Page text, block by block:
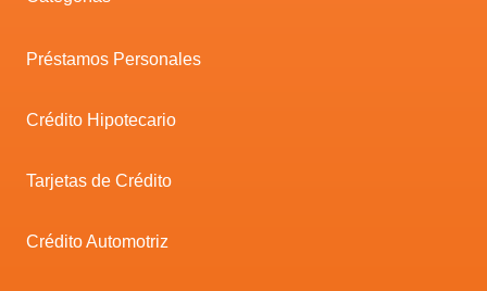
Préstamos Personales
Crédito Hipotecario
Tarjetas de Crédito
Crédito Automotriz